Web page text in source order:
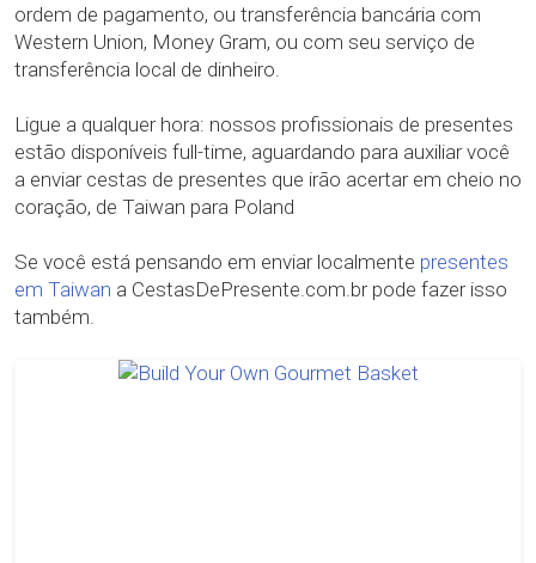
ordem de pagamento, ou transferência bancária com
Western Union, Money Gram, ou com seu serviço de
transferência local de dinheiro.
Ligue a qualquer hora: nossos profissionais de presentes
estão disponíveis full-time, aguardando para auxiliar você
a enviar cestas de presentes que irão acertar em cheio no
coração, de Taiwan para Poland
Se você está pensando em enviar localmente presentes
em Taiwan a CestasDePresente.com.br pode fazer isso
também.